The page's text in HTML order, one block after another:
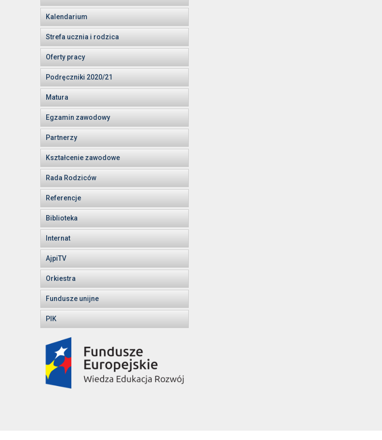
Kalendarium
Strefa ucznia i rodzica
Oferty pracy
Podręczniki 2020/21
Matura
Egzamin zawodowy
Partnerzy
Kształcenie zawodowe
Rada Rodziców
Referencje
Biblioteka
Internat
AjpiTV
Orkiestra
Fundusze unijne
PIK